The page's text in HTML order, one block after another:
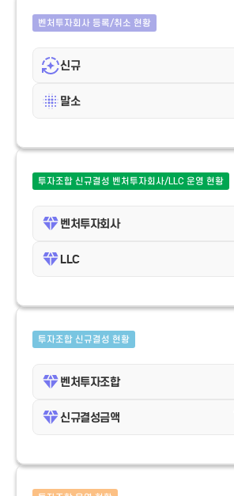
벤처투자회사 등록/취소 현황
신규
말소
투자조합 신규결성 벤처투자회사/LLC 운영 현황
벤처투자회사
LLC
투자조합 신규결성 현황
벤처투자조합
신규결성금액